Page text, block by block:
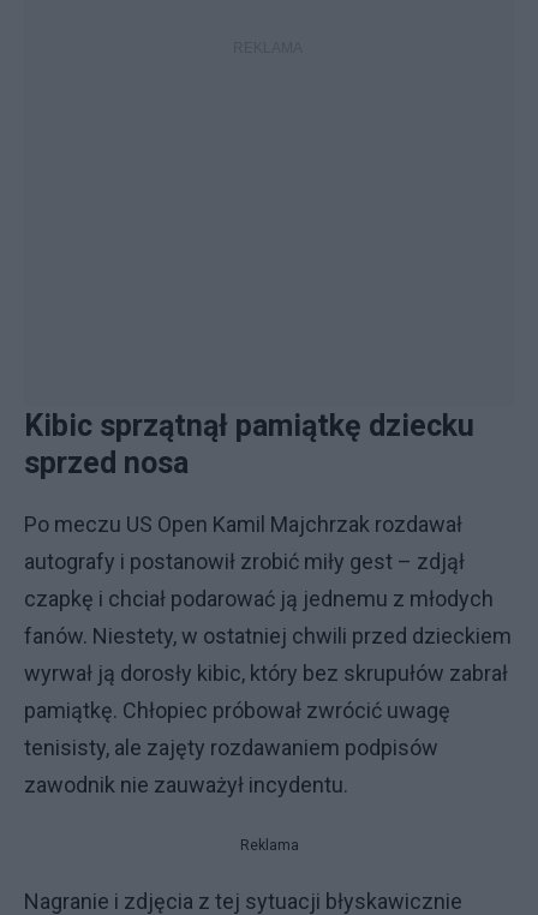
Kibic sprzątnął pamiątkę dziecku
sprzed nosa
Po meczu US Open Kamil Majchrzak rozdawał
autografy i postanowił zrobić miły gest – zdjął
czapkę i chciał podarować ją jednemu z młodych
fanów. Niestety, w ostatniej chwili przed dzieckiem
wyrwał ją dorosły kibic, który bez skrupułów zabrał
pamiątkę. Chłopiec próbował zwrócić uwagę
tenisisty, ale zajęty rozdawaniem podpisów
zawodnik nie zauważył incydentu.
Reklama
Nagranie i zdjęcia z tej sytuacji błyskawicznie